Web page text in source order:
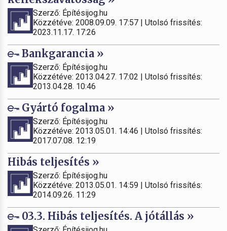
Szerző: Építésijog.hu
Közzétéve: 2008.09.09. 17:57 | Utolsó frissítés:
2023.11.17. 17:26
Bankgarancia »
Szerző: Építésijog.hu
Közzétéve: 2013.04.27. 17:02 | Utolsó frissítés:
2013.04.28. 10:46
Gyártó fogalma »
Szerző: Építésijog.hu
Közzétéve: 2013.05.01. 14:46 | Utolsó frissítés:
2017.07.08. 12:19
Hibás teljesítés »
Szerző: Építésijog.hu
Közzétéve: 2013.05.01. 14:59 | Utolsó frissítés:
2014.09.26. 11:29
03.3. Hibás teljesítés. A jótállás »